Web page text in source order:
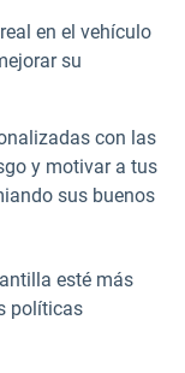
en el vehículo
su
con las
y motivar a tus
sus buenos
esté más
políticas